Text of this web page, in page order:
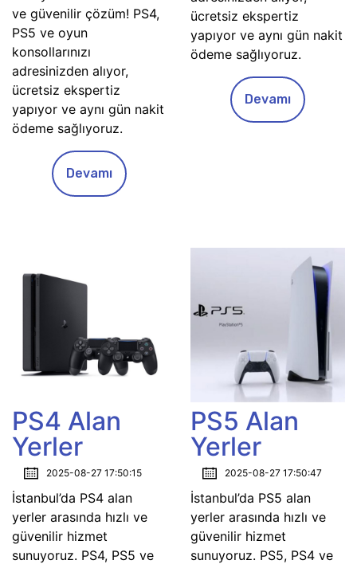
ve güvenilir çözüm! PS4,
PS5 ve oyun
konsollarınızı
adresinizden alıyor,
ücretsiz ekspertiz
yapıyor ve aynı gün nakit
ödeme sağlıyoruz.
Devamı
ücretsiz ekspertiz
yapıyor ve aynı gün nakit
ödeme sağlıyoruz.
Devamı
PS4 Alan
Yerler
2025-08-27 17:50:15
İstanbul’da PS4 alan
yerler arasında hızlı ve
güvenilir hizmet
sunuyoruz. PS4, PS5 ve
PS5 Alan
Yerler
2025-08-27 17:50:47
İstanbul’da PS5 alan
yerler arasında hızlı ve
güvenilir hizmet
sunuyoruz. PS5, PS4 ve